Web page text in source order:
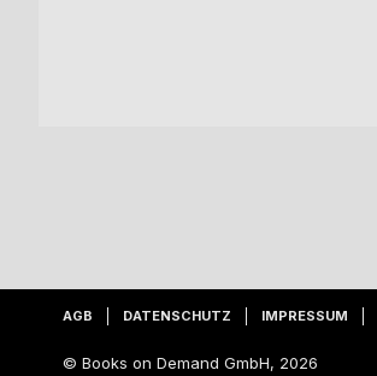
AGB DATENSCHUTZ IMPRESSUM
© Books on Demand GmbH, 2026